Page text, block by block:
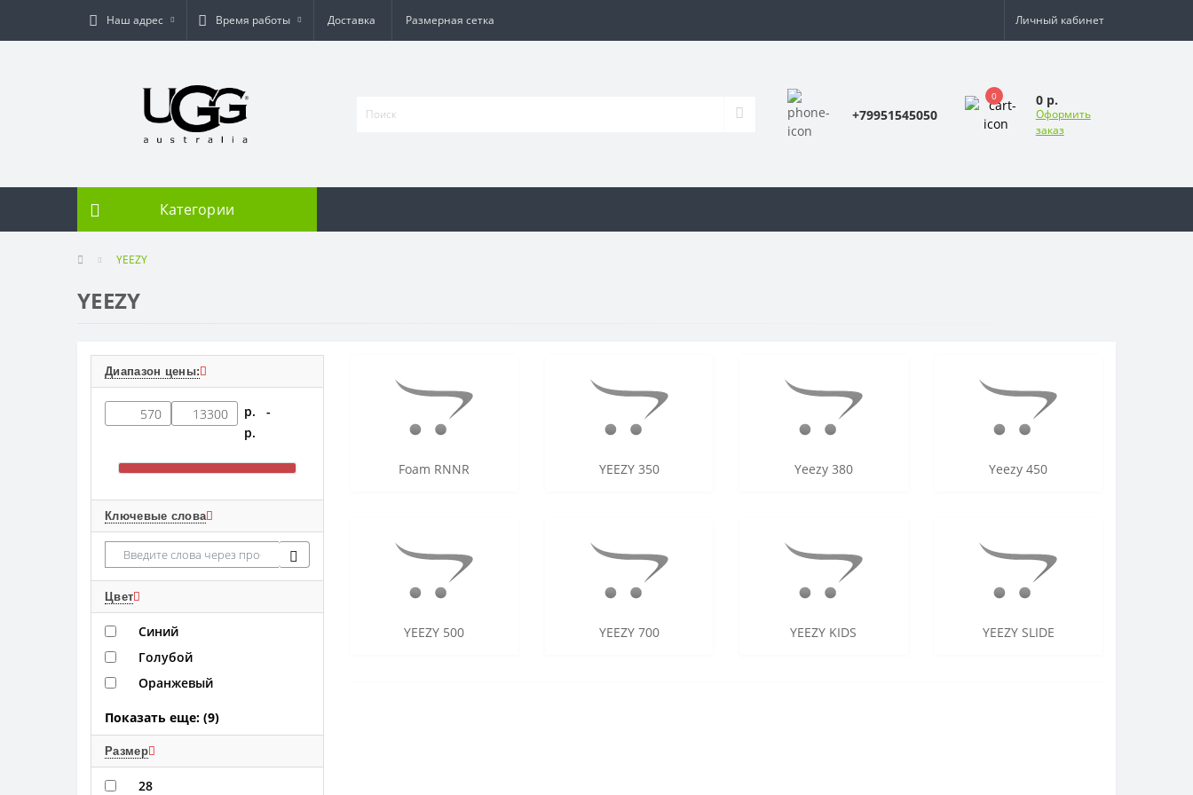
Наш адрес Время работы Доставка Размерная сетка Личный кабинет
+79951545050
0 0 р.
Оформить
заказ
Категории
YEEZY
YEEZY
Диапазон цены:
р. -
р.
Ключевые слова
Цвет
Синий
Голубой
Оранжевый
Показать еще: (9)
Размер
28
Foam RNNR YEEZY 350 Yeezy 380 Yeezy 450
YEEZY 500 YEEZY 700 YEEZY KIDS YEEZY SLIDE